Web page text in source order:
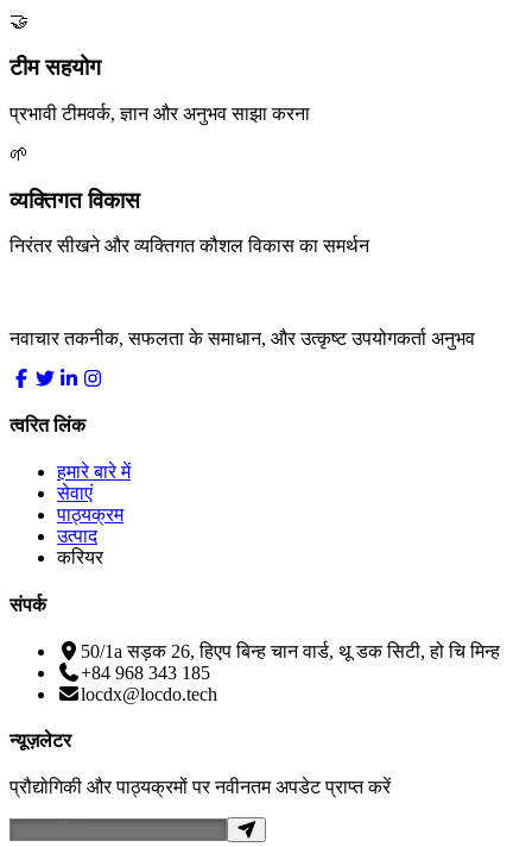
🤝
टीम सहयोग
प्रभावी टीमवर्क, ज्ञान और अनुभव साझा करना
🌱
व्यक्तिगत विकास
निरंतर सीखने और व्यक्तिगत कौशल विकास का समर्थन
नवाचार तकनीक, सफलता के समाधान, और उत्कृष्ट उपयोगकर्ता अनुभव
त्वरित लिंक
हमारे बारे में
सेवाएं
पाठ्यक्रम
उत्पाद
करियर
संपर्क
50/1a सड़क 26, हिएप बिन्ह चान वार्ड, थू डक सिटी, हो चि मिन्ह
+84 968 343 185
locdx@locdo.tech
न्यूज़लेटर
प्रौद्योगिकी और पाठ्यक्रमों पर नवीनतम अपडेट प्राप्त करें